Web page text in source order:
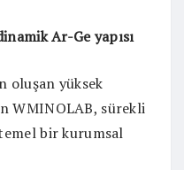
Ar-Ge yapısı
oluşan yüksek
WMINOLAB, sürekli
bir kurumsal